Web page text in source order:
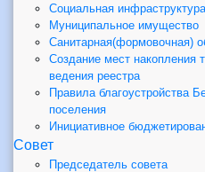
Социальная инфраструктура
Муниципальное имущество
Санитарная(формовочная)
Создание мест накопления
ведения реестра
Правила благоустройства
поселения
Инициативное
Совет
Председатель совета